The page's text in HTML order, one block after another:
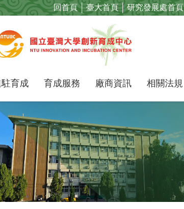
回首頁 臺大首頁 研究發展處首頁
育成 育成服務 廠商資訊 相關法規